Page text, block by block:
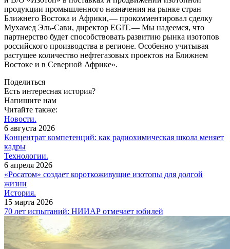
продукции промышленного назначения на рынке стран
Ближнего Востока и Африки, — ​прокомментировал сделку
Мухамед Эль-Сави, директор EGIT. — ​Мы надеемся, что
партнерство будет способствовать развитию рынка изотопов
российского производства в регионе. Особенно учитывая
растущее количество нефтегазовых проектов на Ближнем
Востоке и в Северной Африке».
Поделиться
Есть интересная история?
Напишите нам
Читайте также:
Новости.
6 августа 2026
Концентрат компетенций: как радиохимическая школа меняет
кадры
Технологии.
6 апреля 2026
«Росатом» создает короткоживущие изотопы для долгой
жизни
История.
15 марта 2026
70 лет испытаний: НИИАР отмечает юбилей